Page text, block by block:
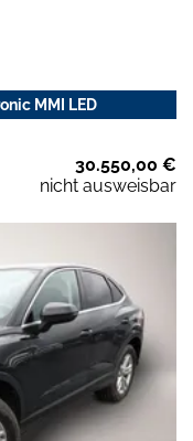
MMI LED
30.550,00 €
nicht ausweisbar